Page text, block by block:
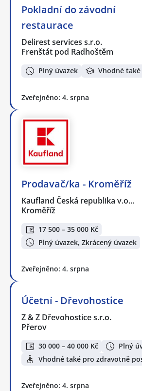
Pokladní do závodní
restaurace
Delirest services s.r.o.
Frenštát pod Radhoštěm
Plný úvazek Vhodné
Zveřejněno: 4. srpna
Prodavač/ka - Kroměříž
Kaufland Česká republika v.o…
Kroměříž
17 500 – 35 000 Kč
Plný úvazek, Zkrácený úvazek
Zveřejněno: 4. srpna
Účetní - Dřevohostice
Z & Z Dřevohostice s.r.o.
Přerov
30 000 – 40 000 Kč
Plný
Vhodné také pro zdravotně
Zveřejněno: 4. srpna